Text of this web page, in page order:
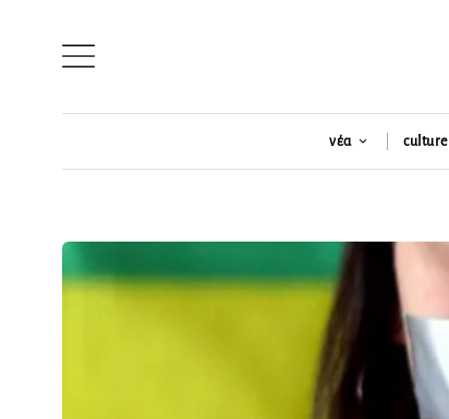
νέα culture